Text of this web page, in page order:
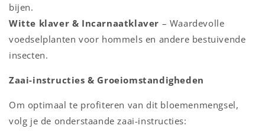
bijen.
Witte klaver & Incarnaatklaver – Waardevolle
voedselplanten voor hommels en andere bestuivende
insecten.
Zaai-instructies & Groeiomstandigheden
Om optimaal te profiteren van dit bloemenmengsel,
volg je de onderstaande zaai-instructies: